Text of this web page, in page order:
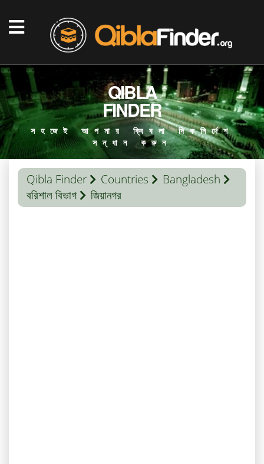
QIBLA
FINDER
সহজেই আপনার ক্বিবলা দিকনির্দেশ
সন্ধান করুন
Qibla Finder Countries
Bangladesh
বরিশাল বিভাগ
জিয়ানগর